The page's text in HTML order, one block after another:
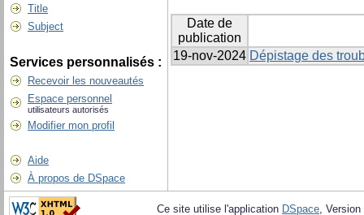
Title
Subject
Services personnalisés :
Recevoir les nouveautés
Espace personnel
utilisateurs autorisés
Modifier mon profil
Aide
À propos de DSpace
Date de
publication
19-nov-2024 Dépistage des
Ce site utilise l'application DSpace,